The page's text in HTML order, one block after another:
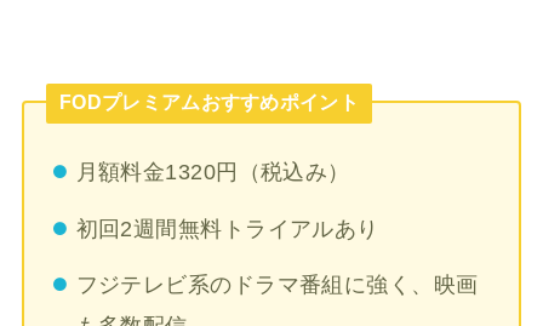
FODプレミアムおすすめポイント
月額料金1320円（税込み）
初回2週間無料トライアルあり
フジテレビ系のドラマ番組に強く、映画